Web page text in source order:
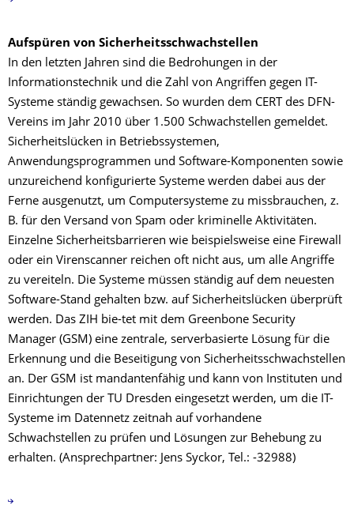
Aufspüren von Sicherheitsschwachstellen
In den letzten Jahren sind die Bedrohungen in der
Informationstechnik und die Zahl von Angriffen gegen IT-
Systeme ständig gewachsen. So wurden dem CERT des DFN-
Vereins im Jahr 2010 über 1.500 Schwachstellen gemeldet.
Sicherheitslücken in Betriebssystemen,
Anwendungsprogrammen und Software-Komponenten sowie
unzureichend konfigurierte Systeme werden dabei aus der
Ferne ausgenutzt, um Computersysteme zu missbrauchen, z.
B. für den Versand von Spam oder kriminelle Aktivitäten.
Einzelne Sicherheitsbarrieren wie beispielsweise eine Firewall
oder ein Virenscanner reichen oft nicht aus, um alle Angriffe
zu vereiteln. Die Systeme müssen ständig auf dem neuesten
Software-Stand gehalten bzw. auf Sicherheitslücken überprüft
werden. Das ZIH bie-tet mit dem Greenbone Security
Manager (GSM) eine zentrale, serverbasierte Lösung für die
Erkennung und die Beseitigung von Sicherheitsschwachstellen
an. Der GSM ist mandantenfähig und kann von Instituten und
Einrichtungen der TU Dresden eingesetzt werden, um die IT-
Systeme im Datennetz zeitnah auf vorhandene
Schwachstellen zu prüfen und Lösungen zur Behebung zu
erhalten. (Ansprechpartner: Jens Syckor, Tel.: -32988)